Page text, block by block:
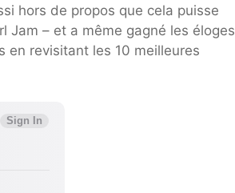
hors de propos que cela puisse
Jam – et a même gagné les éloges
en revisitant les 10 meilleures